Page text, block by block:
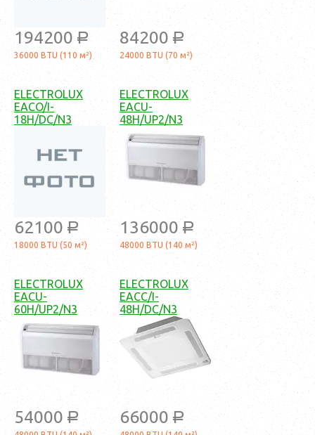
194200 a
36000 BTU (110 м²)
84200 a
24000 BTU (70 м²)
ELECTROLUX
EACO/I-
18H/DC/N3
62100 a
18000 BTU (50 м²)
ELECTROLUX
EACU-
48H/UP2/N3
136000 a
48000 BTU (140 м²)
ELECTROLUX
EACU-
60H/UP2/N3
54000 a
ELECTROLUX
EACC/I-
48H/DC/N3
66000 a